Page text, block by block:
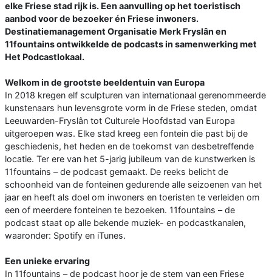
elke Friese stad rijk is. Een aanvulling op het toeristisch
aanbod voor de bezoeker én Friese inwoners.
Destinatiemanagement Organisatie Merk Fryslân en
11fountains ontwikkelde de podcasts in samenwerking met
Het Podcastlokaal.
Welkom in de grootste beeldentuin van Europa
In 2018 kregen elf sculpturen van internationaal gerenommeerde
kunstenaars hun levensgrote vorm in de Friese steden, omdat
Leeuwarden-Fryslân tot Culturele Hoofdstad van Europa
uitgeroepen was. Elke stad kreeg een fontein die past bij de
geschiedenis, het heden en de toekomst van desbetreffende
locatie. Ter ere van het 5-jarig jubileum van de kunstwerken is
11fountains – de podcast gemaakt. De reeks belicht de
schoonheid van de fonteinen gedurende alle seizoenen van het
jaar en heeft als doel om inwoners en toeristen te verleiden om
een of meerdere fonteinen te bezoeken. 11fountains – de
podcast staat op alle bekende muziek- en podcastkanalen,
waaronder: Spotify en iTunes.
Een unieke ervaring
In 11fountains – de podcast hoor je de stem van een Friese